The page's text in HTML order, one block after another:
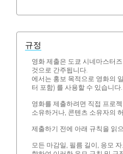
규정
영화 제출은 도쿄 시네마스터
것으로 간주됩니다.
에서는 홍보 목적으로 영화의
터 포함) 를 사용할 수 있습니다.
영화를 제출하려면 직접 프로
소유하거나, 콘텐츠 소유자의
제출하기 전에 아래 규칙을 읽
모든 마감일, 필름 길이, 응모